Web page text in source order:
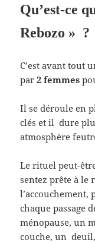
Qu’est-ce
Rebozo » ?
C’est avant tout
par 2 femmes
Il se déroule en
clés et il dure
atmosphère
Le rituel peut-
sentez prête à le
l’accouchement,
chaque passage
ménopause, un
couche, un